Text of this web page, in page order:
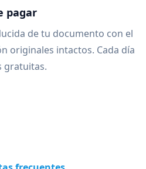
pagar
de tu documento con el
originales intactos. Cada día
gratuitas.